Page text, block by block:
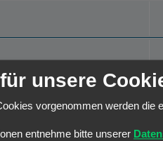
unsere
vorgenommen werden die
entnehme bitte unserer